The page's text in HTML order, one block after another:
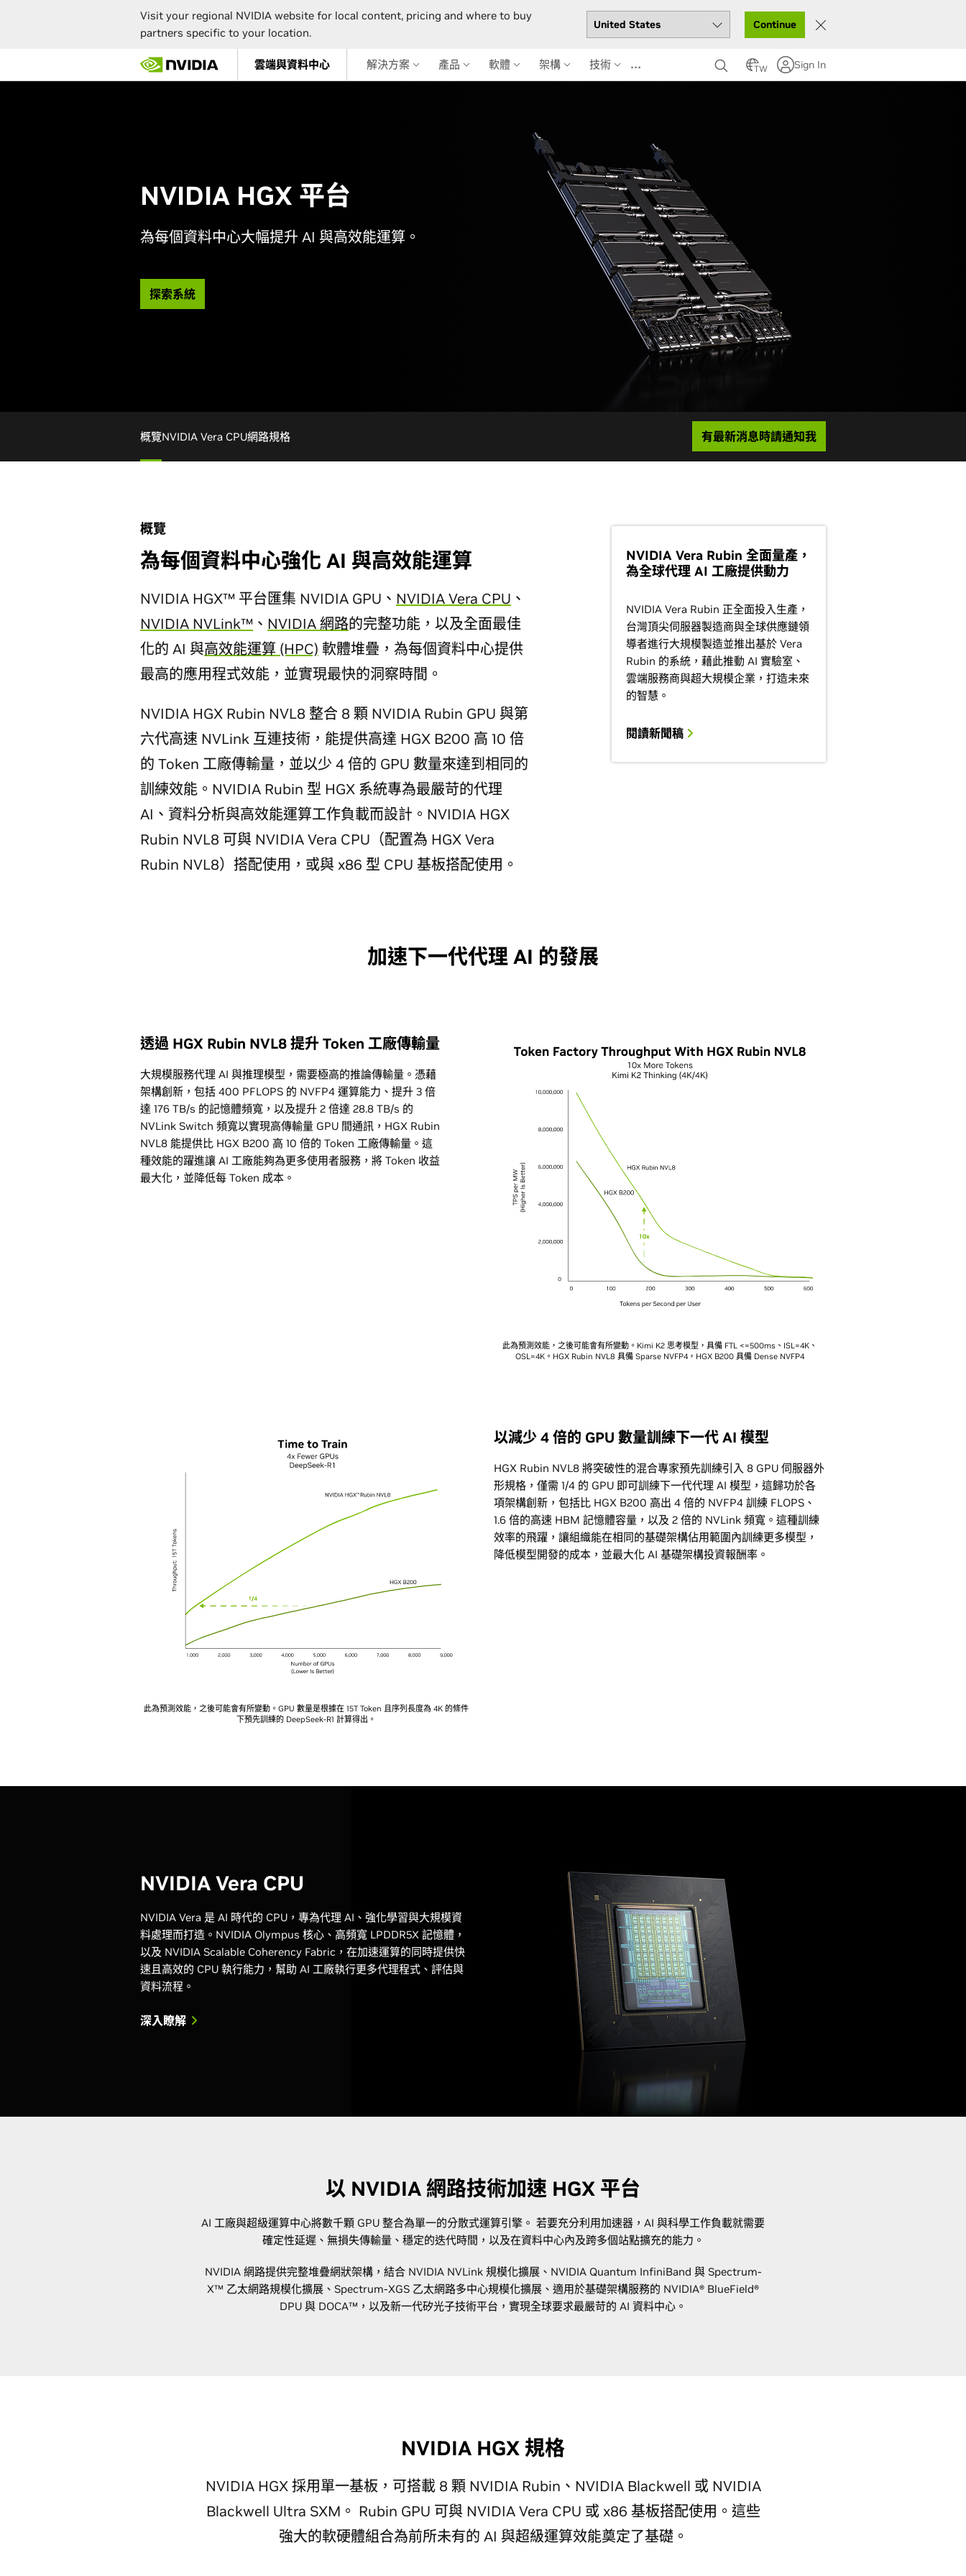
Visit your regional NVIDIA website for local content, pricing and where to buy
partners specific to your location.
Continue
main
雲端與資料中心 解決方案 產品 軟體 架構 技術 … TW Sign In
NVIDIA HGX 平台
為每個資料中心大幅提升 AI 與高效能運算。
探索系統
概覽NVIDIA Vera CPU網路規格 有最新消息時請通知我
概覽
為每個資料中心強化 AI 與高效能運算
NVIDIA HGX™ 平台匯集 NVIDIA GPU、 NVIDIA Vera CPU 、
NVIDIA NVLink™ 、 NVIDIA 網路的完整功能，以及全面最佳
化的 AI 與高效能運算 (HPC) 軟體堆疊，為每個資料中心提供
最高的應用程式效能，並實現最快的洞察時間。
NVIDIA HGX Rubin NVL8 整合 8 顆 NVIDIA Rubin GPU 與第
六代高速 NVLink 互連技術，能提供高達 HGX B200 高 10 倍
的 Token 工廠傳輸量，並以少 4 倍的 GPU 數量來達到相同的
訓練效能。NVIDIA Rubin 型 HGX 系統專為最嚴苛的代理
AI、資料分析與高效能運算工作負載而設計。NVIDIA HGX
Rubin NVL8 可與 NVIDIA Vera CPU（配置為 HGX Vera
Rubin NVL8）搭配使用，或與 x86 型 CPU 基板搭配使用。
NVIDIA Vera Rubin 全面量產，
為全球代理 AI 工廠提供動力
NVIDIA Vera Rubin 正全面投入生產，
台灣頂尖伺服器製造商與全球供應鏈領
導者進行大規模製造並推出基於 Vera
Rubin 的系統，藉此推動 AI 實驗室、
雲端服務商與超大規模企業，打造未來
的智慧。
閱讀新聞稿
加速下一代代理 AI 的發展
透過 HGX Rubin NVL8 提升 Token 工廠傳輸量
大規模服務代理 AI 與推理模型，需要極高的推論傳輸量。憑藉
架構創新，包括 400 PFLOPS 的 NVFP4 運算能力、提升 3 倍
達 176 TB/s 的記憶體頻寬，以及提升 2 倍達 28.8 TB/s 的
NVLink Switch 頻寬以實現高傳輸量 GPU 間通訊，HGX Rubin
NVL8 能提供比 HGX B200 高 10 倍的 Token 工廠傳輸量。這
種效能的躍進讓 AI 工廠能夠為更多使用者服務，將 Token 收益
最大化，並降低每 Token 成本。
此為預測效能，之後可能會有所變動。Kimi K2 思考模型，具備 FTL <=500ms、ISL=4K、
OSL=4K。HGX Rubin NVL8 具備 Sparse NVFP4，HGX B200 具備 Dense NVFP4
此為預測效能，之後可能會有所變動。GPU 數量是根據在 15T Token 且序列長度為 4K 的條件
下預先訓練的 DeepSeek-R1 計算得出。
以減少 4 倍的 GPU 數量訓練下一代 AI 模型
HGX Rubin NVL8 將突破性的混合專家預先訓練引入 8 GPU 伺服器外
形規格，僅需 1/4 的 GPU 即可訓練下一代代理 AI 模型，這歸功於各
項架構創新，包括比 HGX B200 高出 4 倍的 NVFP4 訓練 FLOPS、
1.6 倍的高速 HBM 記憶體容量，以及 2 倍的 NVLink 頻寬。這種訓練
效率的飛躍，讓組織能在相同的基礎架構佔用範圍內訓練更多模型，
降低模型開發的成本，並最大化 AI 基礎架構投資報酬率。
NVIDIA Vera CPU
NVIDIA Vera 是 AI 時代的 CPU，專為代理 AI、強化學習與大規模資
料處理而打造。NVIDIA Olympus 核心、高頻寬 LPDDR5X 記憶體，
以及 NVIDIA Scalable Coherency Fabric，在加速運算的同時提供快
速且高效的 CPU 執行能力，幫助 AI 工廠執行更多代理程式、評估與
資料流程。
深入瞭解
以 NVIDIA 網路技術加速 HGX 平台
AI 工廠與超級運算中心將數千顆 GPU 整合為單一的分散式運算引擎。 若要充分利用加速器，AI 與科學工作負載就需要
確定性延遲、無損失傳輸量、穩定的迭代時間，以及在資料中心內及跨多個站點擴充的能力。
NVIDIA 網路提供完整堆疊網狀架構，結合 NVIDIA NVLink 規模化擴展、NVIDIA Quantum InfiniBand 與 Spectrum-
X™ 乙太網路規模化擴展、Spectrum-XGS 乙太網路多中心規模化擴展、適用於基礎架構服務的 NVIDIA® BlueField®
DPU 與 DOCA™，以及新一代矽光子技術平台，實現全球要求最嚴苛的 AI 資料中心。
NVIDIA HGX 規格
NVIDIA HGX 採用單一基板，可搭載 8 顆 NVIDIA Rubin、NVIDIA Blackwell 或 NVIDIA
Blackwell Ultra SXM。 Rubin GPU 可與 NVIDIA Vera CPU 或 x86 基板搭配使用。這些
強大的軟硬體組合為前所未有的 AI 與超級運算效能奠定了基礎。